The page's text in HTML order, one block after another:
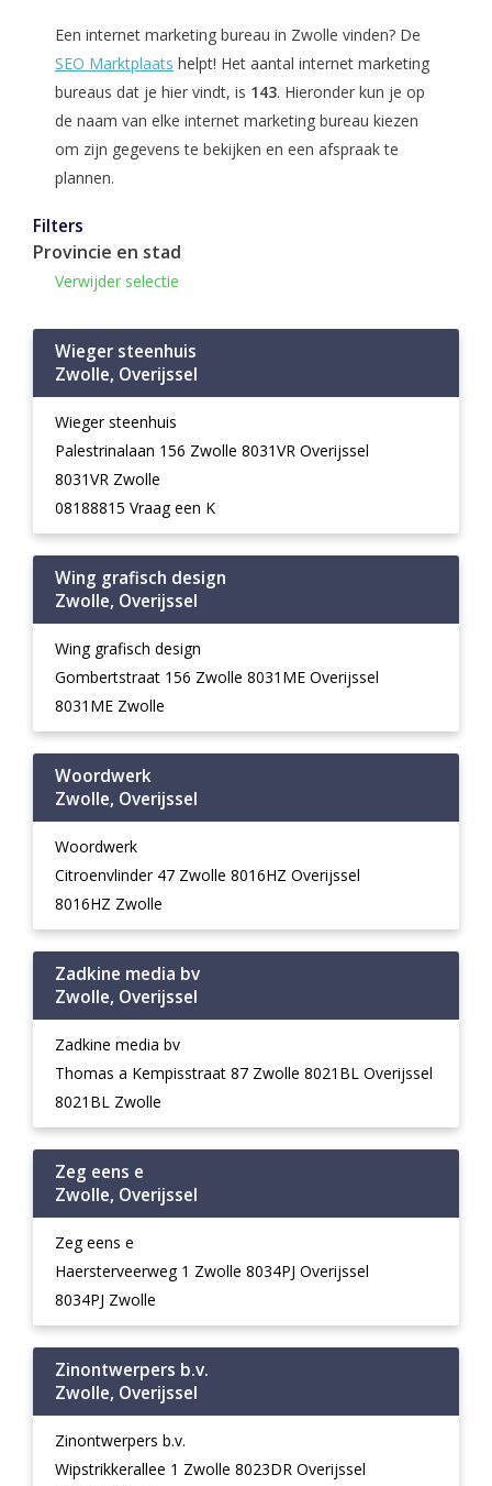
Een internet marketing bureau in Zwolle vinden? De
SEO Marktplaats helpt! Het aantal internet marketing
bureaus dat je hier vindt, is 143. Hieronder kun je op
de naam van elke internet marketing bureau kiezen
om zijn gegevens te bekijken en een afspraak te
plannen.
Filters
Provincie en stad
Verwijder selectie
Wieger steenhuis
Zwolle, Overijssel
Wieger steenhuis
Palestrinalaan 156 Zwolle 8031VR Overijssel
8031VR Zwolle
08188815 Vraag een K
Wing grafisch design
Zwolle, Overijssel
Wing grafisch design
Gombertstraat 156 Zwolle 8031ME Overijssel
8031ME Zwolle
Woordwerk
Zwolle, Overijssel
Woordwerk
Citroenvlinder 47 Zwolle 8016HZ Overijssel
8016HZ Zwolle
Zadkine media bv
Zwolle, Overijssel
Zadkine media bv
Thomas a Kempisstraat 87 Zwolle 8021BL Overijssel
8021BL Zwolle
Zeg eens e
Zwolle, Overijssel
Zeg eens e
Haersterveerweg 1 Zwolle 8034PJ Overijssel
8034PJ Zwolle
Zinontwerpers b.v.
Zwolle, Overijssel
Zinontwerpers b.v.
Wipstrikkerallee 1 Zwolle 8023DR Overijssel